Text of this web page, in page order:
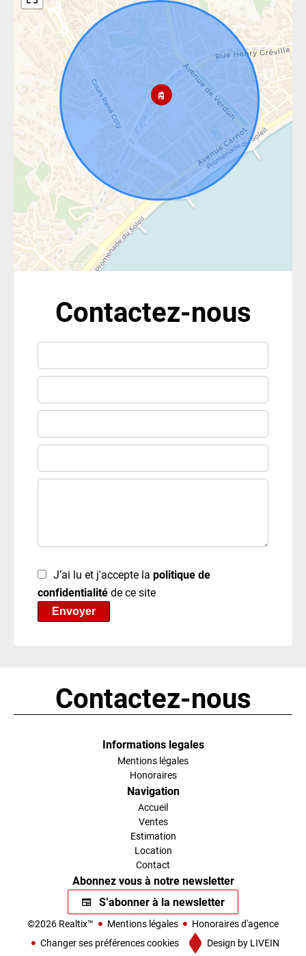
Contactez-nous
J’ai lu et j'accepte la politique de
confidentialitéde ce site
Envoyer
Contactez-nous
Informations legales
Mentions légales
Honoraires
Navigation
Accueil
Ventes
Estimation
Location
Contact
Abonnez vous à notre newsletter
S’abonner à la newsletter
©2026 Realtix™ Mentions légales
Honoraires d'agence
Changer ses préférences cookies
Design by LIVEIN